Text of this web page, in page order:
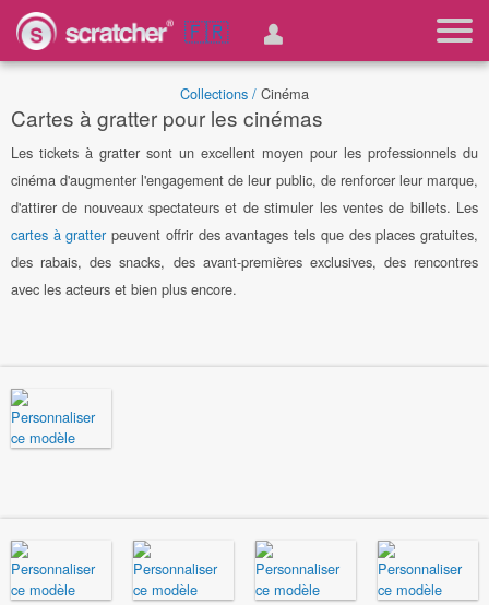
🇫🇷
Collections / Cinéma
Cartes à gratter pour les cinémas
Les tickets à gratter sont un excellent moyen pour les professionnels du
cinéma d'augmenter l'engagement de leur public, de renforcer leur marque,
d'attirer de nouveaux spectateurs et de stimuler les ventes de billets. Les
cartes à gratterpeuvent offrir des avantages tels que des places gratuites,
des rabais, des snacks, des avant-premières exclusives, des rencontres
avec les acteurs et bien plus encore.